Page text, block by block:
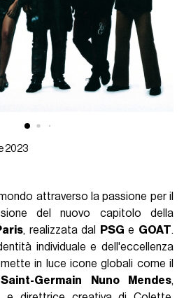
2023
attraverso la passione per il
del nuovo capitolo della
, realizzata dal PSG e GOAT.
individuale e dell'eccellenza
in luce icone globali come il
Germain Nuno Mendes,